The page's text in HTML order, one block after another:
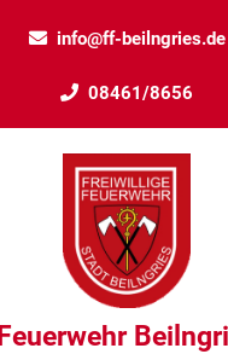
info@ff-beilngries.de
08461/8656
Feuerwehr